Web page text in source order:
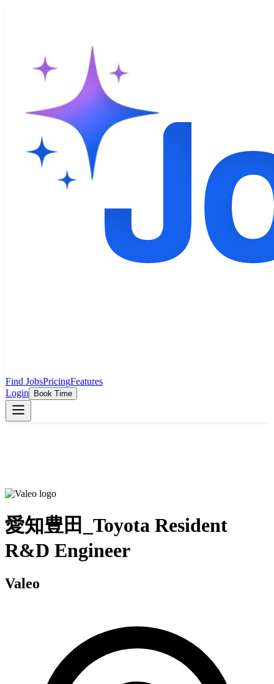
Find JobsPricingFeatures
Login
Book Time
愛知豊田_Toyota Resident
R&D Engineer
Valeo